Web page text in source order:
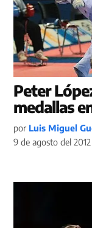
Peter
medallas
por Luis Miguel
9 de agosto del